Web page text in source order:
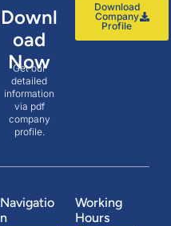
Downl
oad
Now
Get our
detailed
information
via pdf
company
profile.
Download
Company
Profile
Navigatio
n
Working
Hours